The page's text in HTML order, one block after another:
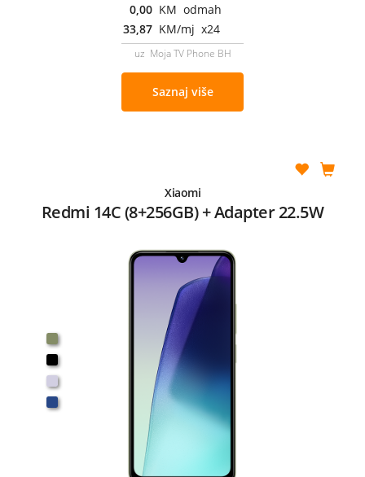
0,00 KM odmah
33,87 KM/mj x24
uz Moja TV Phone BH
Saznaj više
Xiaomi
Redmi 14C (8+256GB) + Adapter 22.5W